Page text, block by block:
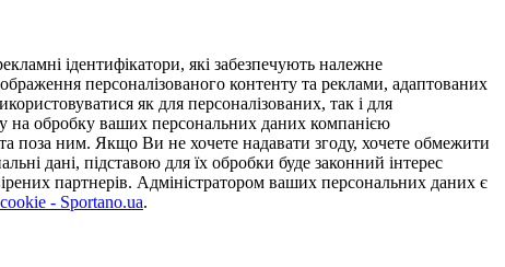
ідентифікатори, які забезпечують належне
персоналізованого контенту та реклами, адаптованих
як для персоналізованих, так і для
на обробку ваших персональних даних компанією
поза ним. Якщо Ви не хочете надавати згоду, хочете обмежити
дані, підставою для їх обробки буде законний інтерес
партнерів. Адміністратором ваших персональних даних є
- Sportano.ua.